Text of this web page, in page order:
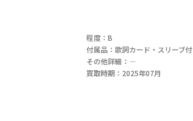
程度：B
付属品：歌詞カード・スリーブ付
その他詳細：―
買取時期：2025年07月